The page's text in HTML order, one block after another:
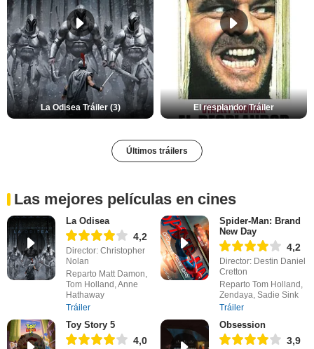
La Odisea Tráiler (3) El resplandor Tráiler
Últimos tráilers
Las mejores películas en cines
La Odisea
4,2
Director: Christopher
Nolan
Reparto Matt Damon,
Tom Holland, Anne
Hathaway
Tráiler
Spider-Man: Brand
New Day
4,2
Director: Destin Daniel
Cretton
Reparto Tom Holland,
Zendaya, Sadie Sink
Tráiler
Toy Story 5
4,0
Obsession
3,9